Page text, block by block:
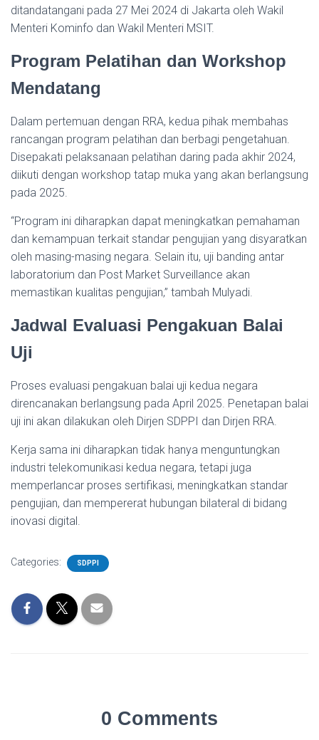
ditandatangani pada 27 Mei 2024 di Jakarta oleh Wakil
Menteri Kominfo dan Wakil Menteri MSIT.
Program Pelatihan dan Workshop
Mendatang
Dalam pertemuan dengan RRA, kedua pihak membahas
rancangan program pelatihan dan berbagi pengetahuan.
Disepakati pelaksanaan pelatihan daring pada akhir 2024,
diikuti dengan workshop tatap muka yang akan berlangsung
pada 2025.
“Program ini diharapkan dapat meningkatkan pemahaman
dan kemampuan terkait standar pengujian yang disyaratkan
oleh masing-masing negara. Selain itu, uji banding antar
laboratorium dan Post Market Surveillance akan
memastikan kualitas pengujian,” tambah Mulyadi.
Jadwal Evaluasi Pengakuan Balai
Uji
Proses evaluasi pengakuan balai uji kedua negara
direncanakan berlangsung pada April 2025. Penetapan balai
uji ini akan dilakukan oleh Dirjen SDPPI dan Dirjen RRA.
Kerja sama ini diharapkan tidak hanya menguntungkan
industri telekomunikasi kedua negara, tetapi juga
memperlancar proses sertifikasi, meningkatkan standar
pengujian, dan mempererat hubungan bilateral di bidang
inovasi digital.
Categories: SDPPI
0 Comments